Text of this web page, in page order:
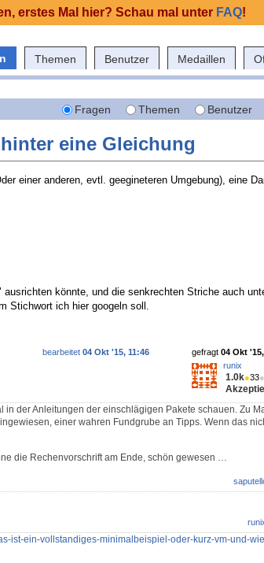
Themen Benutzer Medaillen
Fragen Themen Benutzer
eine Gleichung
einer anderen, evtl. geegineteren Umgebung), eine
könnte, und die senkrechten Striche auch
Stichwort ich hier googeln soll.
gefragt 04 Okt
runix
1.0k●33●
bearbeitet 04 Okt '15, 11:46
in der Anleitungen der einschlägigen Pakete schauen. Zu
einer wahren Fundgrube an Tipps. Wenn das
die Rechenvorschrift am Ende, schön gewesen …
ist-ein-vollstandiges-minimalbeispiel-oder-kurz-vm-und-
erstes Mal hier? Schau mal unter FAQ!